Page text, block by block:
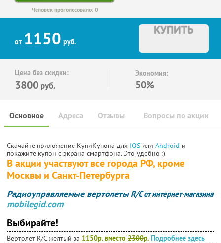
Человек проголосовало: 0
от 1150 руб.
КУПИТЬ
Цена без скидки:
3800 руб.
Экономия:
50%
Основное Отзывы Вопросы по акции
Адреса
Скачайте приложение КупиКупона для IOS или Android и
покажите купон с экрана смартфона. Это удобно :)
В акции участвуют все города РФ, кроме
Москвы и Санкт-Петербурга
Радиоуправляемые вертолетыR/С от интернет-магазина
mobilegid.com
Выбирайте!
Вертолет R/C желтый за 1150р. вместо 2300р. Подробнее здесь